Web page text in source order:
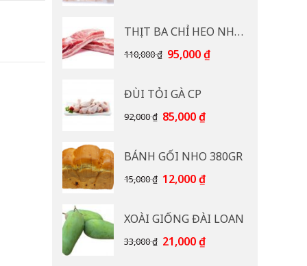
60,000 ₫.là:
55,000 ₫.
THỊT BA CHỈ HEO NHẠP KHẨU
110,000₫ Giá
110,000 ₫.
95,000₫Giá
ĐÙI TỎI GÀ CP
92,000₫ Giá
92,000 ₫.
85,000₫Giá
là:
85,000 ₫.
BÁNH GỐI NHO 380GR
15,000₫ Giá
15,000 ₫.
12,000₫Giá
là:
12,000 ₫.
XOÀI GIỐNG ĐÀI LOAN
33,000₫ Giá
21,000₫Giá